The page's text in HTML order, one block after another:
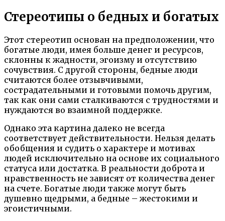
Стереотипы о бедных и богатых
Этот стереотип основан на предположении, что
богатые люди, имея больше денег и ресурсов,
склонны к жадности, эгоизму и отсутствию
сочувствия. С другой стороны, бедные люди
считаются более отзывчивыми,
сострадательными и готовыми помочь другим,
так как они сами сталкиваются с трудностями и
нуждаются во взаимной поддержке.
Однако эта картина далеко не всегда
соответствует действительности. Нельзя делать
обобщения и судить о характере и мотивах
людей исключительно на основе их социального
статуса или достатка. В реальности доброта и
нравственность не зависят от количества денег
на счете. Богатые люди также могут быть
душевно щедрыми, а бедные – жестокими и
эгоистичными.